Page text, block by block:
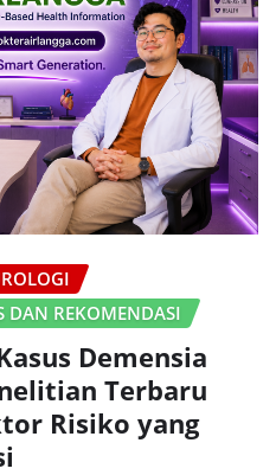
DAN REKOMENDASI
Demensia
Terbaru
Risiko yang